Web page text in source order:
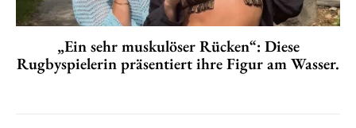
„Ein sehr muskulöser Rücken“: Diese
Rugbyspielerin präsentiert ihre Figur am Wasser.